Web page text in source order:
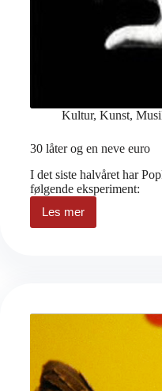
Kultur, Kunst,
30 låter og en neve euro
I det siste halvåret har
følgende eksperiment:
Les mer
30
låter